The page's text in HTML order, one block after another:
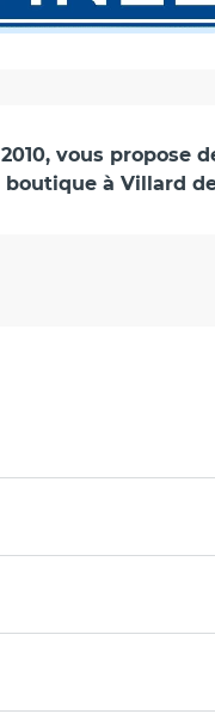
vous propose
à Villard